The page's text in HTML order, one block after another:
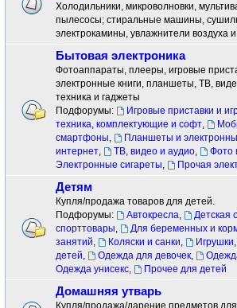
Холодильники, микроволновки,
пылесосы; стиральные машины,
электрокамины, увлажнители воздуха и
Бытовая электроника
Фотоаппараты, плееры, игровые
электронные книги, планшеты, ТВ,
техника и гаджеты
Подфорумы:
Игровые приставки и
техника, комплектующие и софт,
смартфоны, Планшеты и
интернет, ТВ, видео и аудио, Фото
Электронные сигареты, Прочая
Детям
Купля/продажа товаров для детей.
Подфорумы:
Автокресла, Детская
спорттовары, Для беременных и
занятий, Коляски и санки, Игрушки,
детей, Одежда для девочек,
Одежда унисекс, Прочее для детей
Домашняя утварь
Купля/продажа/дарение предметов